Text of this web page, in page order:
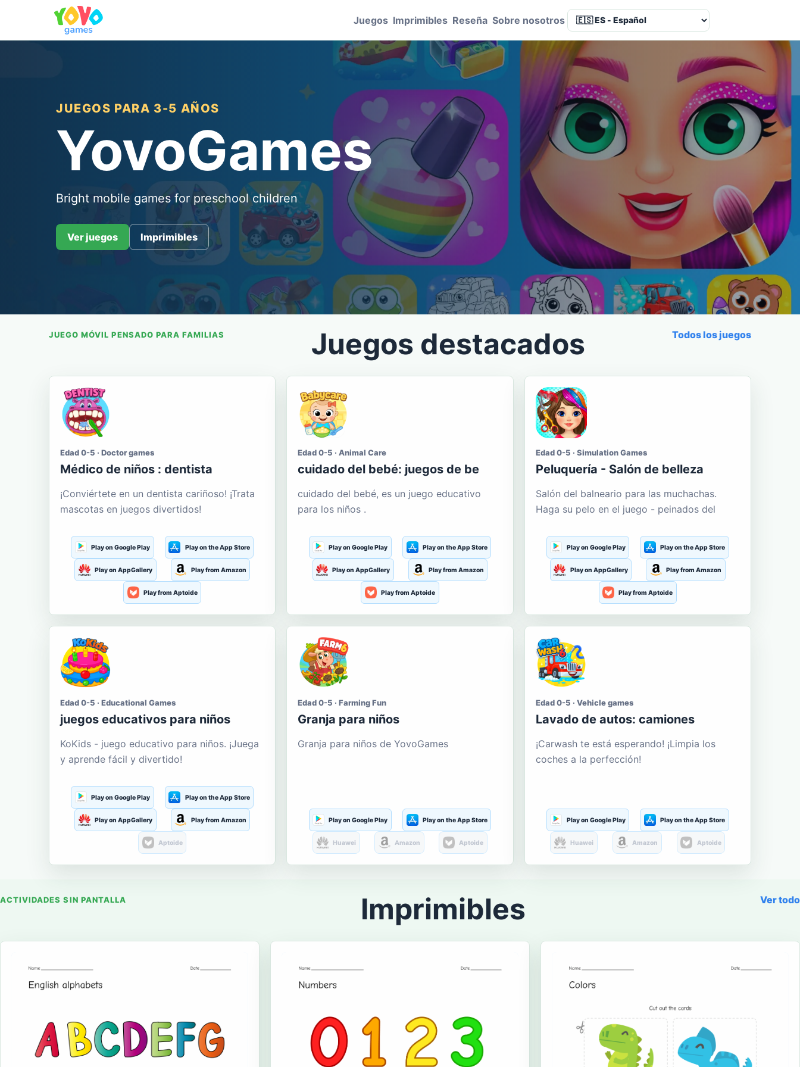
Juegos Imprimibles Reseña Sobre nosotros
JUEGOS PARA 3-5 AÑOS
YovoGames
Bright mobile games for preschool children
Ver juegos Imprimibles
JUEGO MÓVIL PENSADO PARA FAMILIAS Juegos destacados Todos los juegos
Edad 0-5 · Doctor games
Médico de niños : dentista
¡Conviértete en un dentista cariñoso! ¡Trata
mascotas en juegos divertidos!
Play on Google Play Play on the App Store
Play on AppGallery Play from Amazon
Play from Aptoide
Edad 0-5 · Animal Care
cuidado del bebé: juegos de be
cuidado del bebé, es un juego educativo
para los niños .
Play on Google Play Play on the App Store
Play on AppGallery Play from Amazon
Play from Aptoide
Edad 0-5 · Simulation Games
Peluquería - Salón de belleza
Salón del balneario para las muchachas.
Haga su pelo en el juego - peinados del
Play on Google Play Play on the App Store
Play on AppGallery Play from Amazon
Play from Aptoide
Edad 0-5 · Educational Games
juegos educativos para niños
KoKids - juego educativo para niños. ¡Juega
y aprende fácil y divertido!
Play on Google Play Play on the App Store
Play on AppGallery Play from Amazon
Aptoide
Edad 0-5 · Farming Fun
Granja para niños
Granja para niños de YovoGames
Play on Google Play Play on the App Store
Huawei Amazon Aptoide
Edad 0-5 · Vehicle games
Lavado de autos: camiones
¡Carwash te está esperando! ¡Limpia los
coches a la perfección!
Play on Google Play Play on the App Store
Huawei Amazon Aptoide
ACTIVIDADES SIN PANTALLA Imprimibles Ver todo